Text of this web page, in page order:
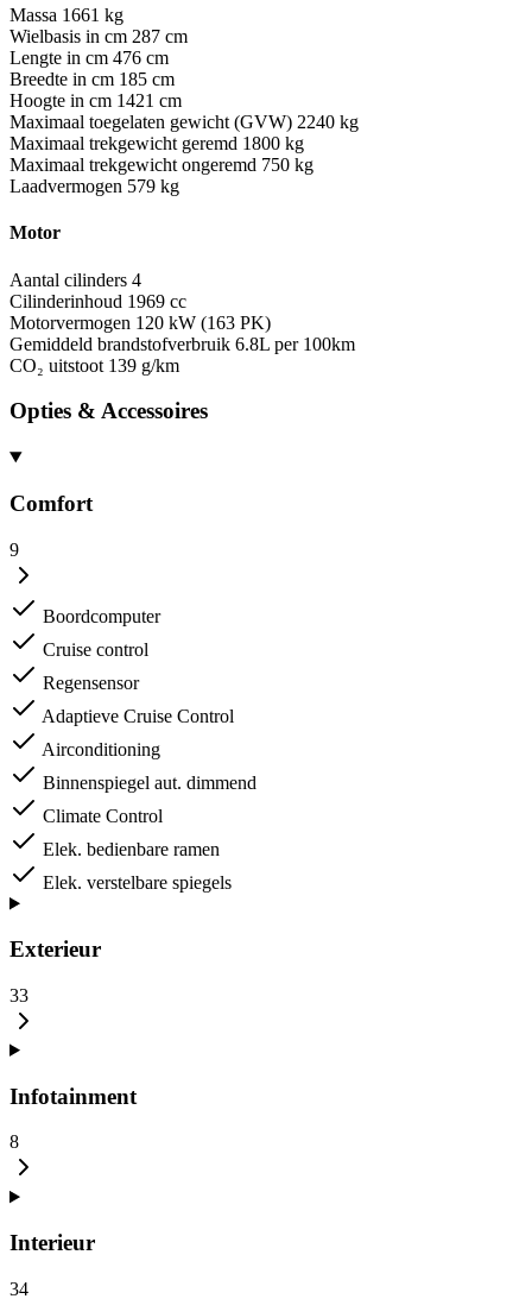
Massa 1661 kg
Wielbasis in cm 287 cm
Lengte in cm 476 cm
Breedte in cm 185 cm
Hoogte in cm 1421 cm
Maximaal toegelaten gewicht (GVW) 2240 kg
Maximaal trekgewicht geremd 1800 kg
Maximaal trekgewicht ongeremd 750 kg
Laadvermogen 579 kg
Motor
Aantal cilinders 4
Cilinderinhoud 1969 cc
Motorvermogen 120 kW (163 PK)
Gemiddeld brandstofverbruik 6.8L per 100km
CO₂ uitstoot 139 g/km
Opties & Accessoires
Comfort
9
Boordcomputer
Cruise control
Regensensor
Adaptieve Cruise Control
Airconditioning
Binnenspiegel aut. dimmend
Climate Control
Elek. bedienbare ramen
Elek. verstelbare spiegels
Exterieur
33
Infotainment
8
Interieur
34